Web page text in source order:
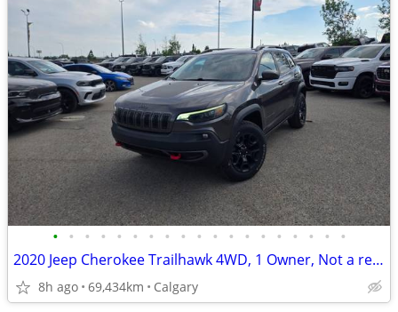
• • • • • • • • • • • • • • • • • • •
2020 Jeep Cherokee Trailhawk 4WD, 1 Owner, Not a rebuild, Local #
8h ago 69,434km Calgary